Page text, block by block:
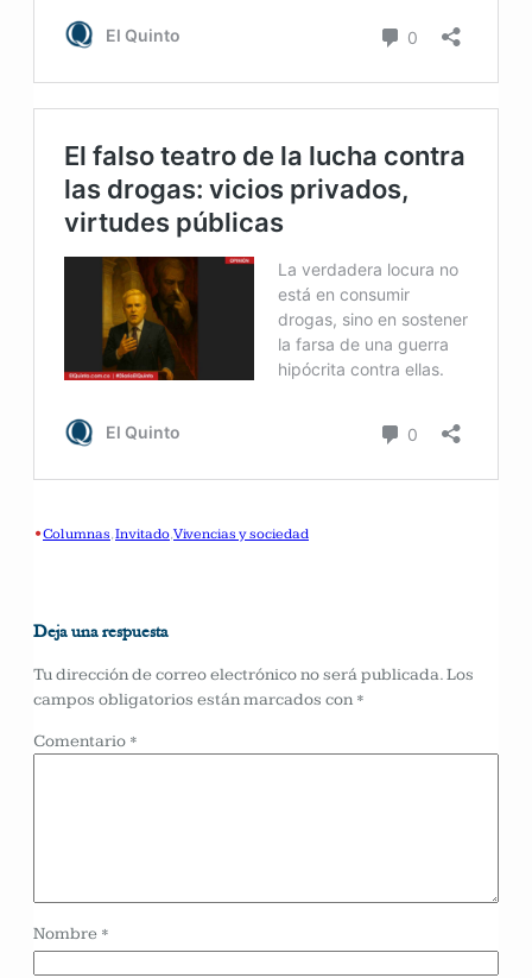
•Columnas, Invitado, Vivencias y sociedad
Deja una respuesta
Tu dirección de correo electrónico no será publicada.Los
campos obligatorios están marcados con *
Comentario *
Nombre *